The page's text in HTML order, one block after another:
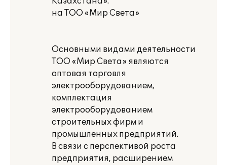
на ТОО «Мир Света»
Основными видами деятельности
ТОО «Мир Света» являются
оптовая торговля
электрооборудованием,
комплектация
электрооборудованием
строительных фирм и
промышленных предприятий.
В связи с перспективой роста
предприятия, расширением